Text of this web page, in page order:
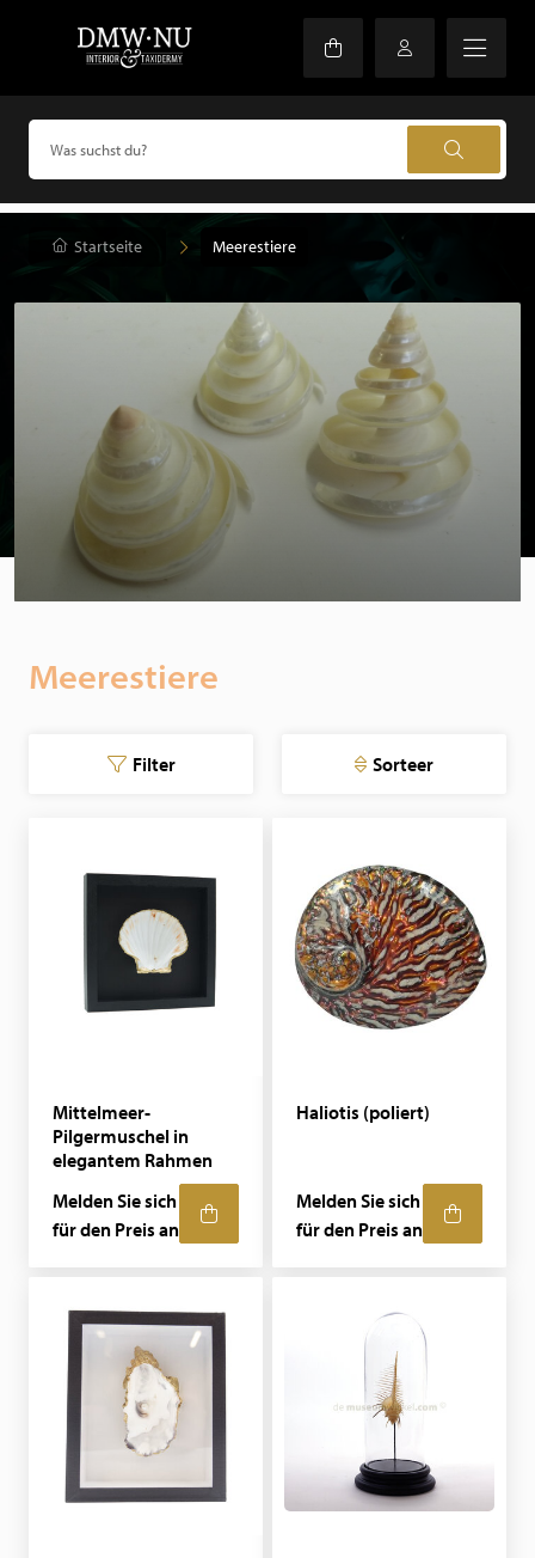
Startseite Meerestiere
Meerestiere
Filter Sorteer
Mittelmeer-
Pilgermuschel in
elegantem Rahmen
Melden Sie sich
für den Preis an
Haliotis (poliert)
Melden Sie sich
für den Preis an